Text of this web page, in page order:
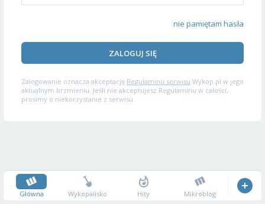
nie pamiętam hasła
ZALOGUJ SIĘ
Zalogowanie oznacza akceptację Regulaminu serwisu Wykop.pl w jego
aktualnym brzmieniu. Jeśli nie akceptujesz Regulaminu w całości,
prosimy o niekorzystanie z serwisu.
Główna Wykopalisko Hity Mikroblog